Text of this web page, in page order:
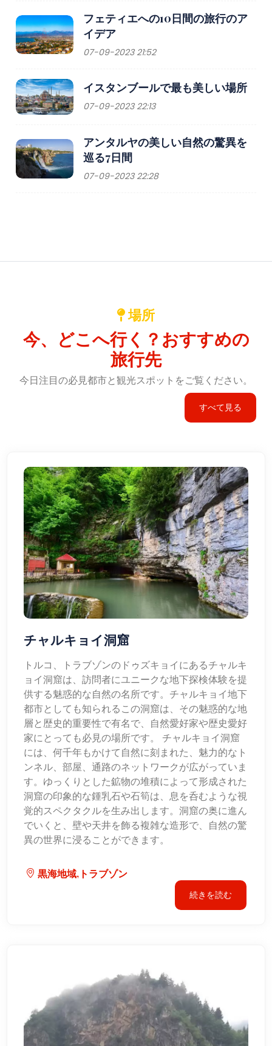
フェティエへの10日間の旅行のア
イデア
07-09-2023 21:52
イスタンブールで最も美しい場所
07-09-2023 22:13
アンタルヤの美しい自然の驚異を
巡る7日間
07-09-2023 22:28
場所
今、どこへ行く？おすすめの
旅行先
今日注目の必見都市と観光スポットをご覧ください。
すべて見る
チャルキョイ洞窟
トルコ、トラブゾンのドゥズキョイにあるチャルキ
ョイ洞窟は、訪問者にユニークな地下探検体験を提
供する魅惑的な自然の名所です。チャルキョイ地下
都市としても知られるこの洞窟は、その魅惑的な地
層と歴史的重要性で有名で、自然愛好家や歴史愛好
家にとっても必見の場所です。 チャルキョイ洞窟
には、何千年もかけて自然に刻まれた、魅力的なト
ンネル、部屋、通路のネットワークが広がっていま
す。ゆっくりとした鉱物の堆積によって形成された
洞窟の印象的な鍾乳石や石筍は、息を呑むような視
覚的スペクタクルを生み出します。洞窟の奥に進ん
でいくと、壁や天井を飾る複雑な造形で、自然の驚
異の世界に浸ることができます。
黒海地域,トラブゾン
続きを読む